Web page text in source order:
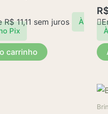
R$11,11 sem juros
À
Pix
carrinho